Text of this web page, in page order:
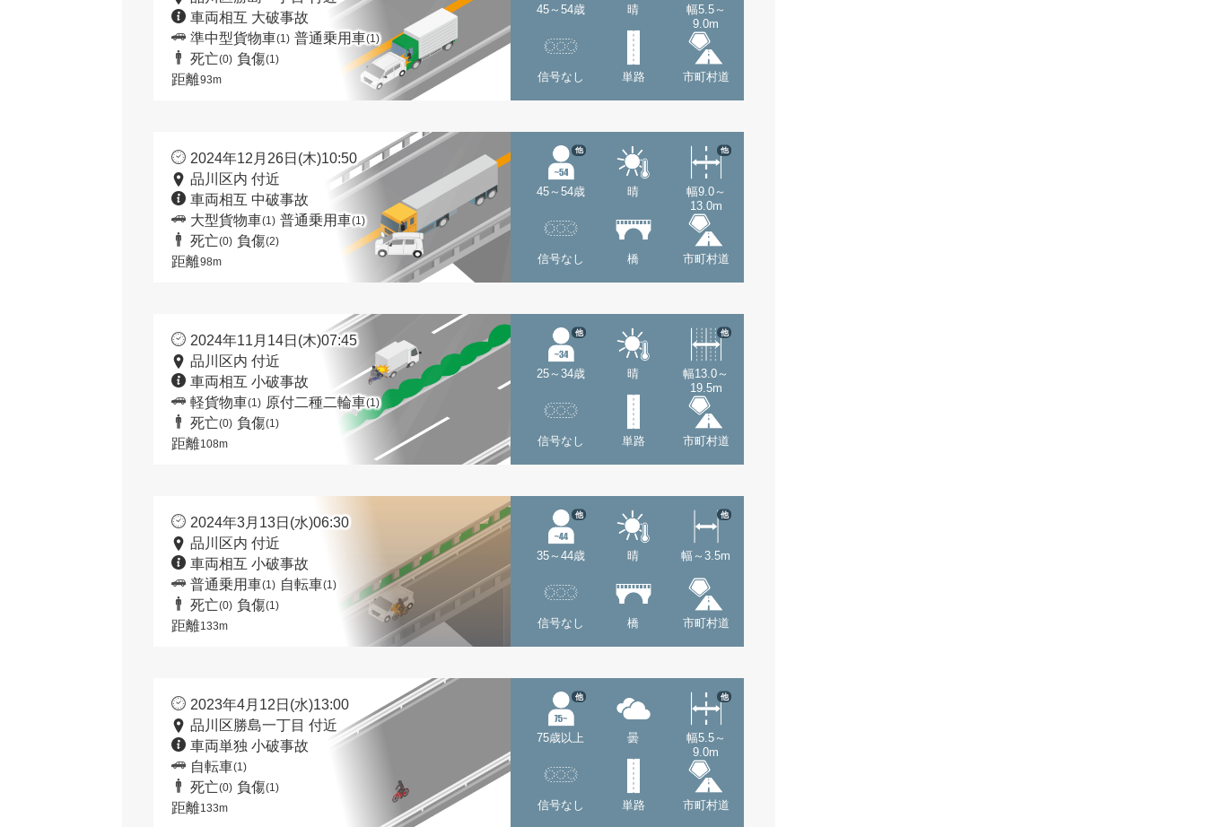
車両相互 大破事故
準中型貨物車(1) 普通乗用車(1)
死亡(0) 負傷(1)
距離93m
45～54歳 晴
幅5.5～
9.0m
信号なし 単路 市町村道
2024年12月26日(木)10:50
品川区内 付近
車両相互 中破事故
大型貨物車(1) 普通乗用車(1)
死亡(0) 負傷(2)
距離98m
45～54歳
他
晴
幅9.0～
13.0m
他
信号なし 橋 市町村道
2024年11月14日(木)07:45
品川区内 付近
車両相互 小破事故
軽貨物車(1) 原付二種二輪車(1)
死亡(0) 負傷(1)
距離108m
25～34歳
他
晴
幅13.0～
19.5m
他
信号なし 単路 市町村道
2024年3月13日(水)06:30
品川区内 付近
車両相互 小破事故
普通乗用車(1) 自転車(1)
死亡(0) 負傷(1)
距離133m
35～44歳
他
晴 幅～3.5m
他
信号なし 橋 市町村道
2023年4月12日(水)13:00
品川区勝島一丁目 付近
車両単独 小破事故
自転車(1)
死亡(0) 負傷(1)
距離133m
75歳以上
他
曇
幅5.5～
9.0m
他
信号なし 単路 市町村道